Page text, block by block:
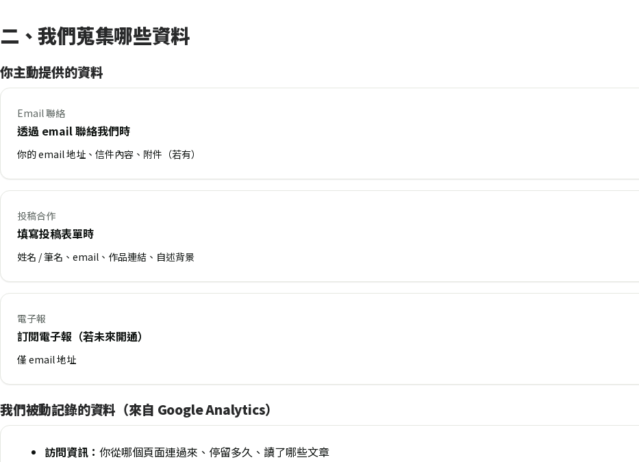
二、我們蒐集哪些資料
你主動提供的資料
Email 聯絡
透過 email 聯絡我們時
你的 email 地址、信件內容、附件（若有）
投稿合作
填寫投稿表單時
姓名 / 筆名、email、作品連結、自述背景
電子報
訂閱電子報（若未來開通）
僅 email 地址
我們被動記錄的資料（來自 Google Analytics）
訪問資訊： 你從哪個頁面連過來、停留多久、讀了哪些文章